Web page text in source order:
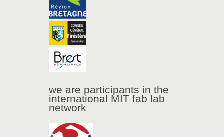
we are participants in the
international MIT fab lab
network